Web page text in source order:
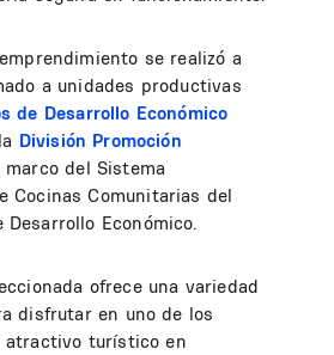
se realizó a
a unidades productivas
de Desarrollo Económico
División Promoción
marco del Sistema
Cocinas Comunitarias del
Económico.
ofrece una variedad
disfrutar en uno de los
atractivo turístico en